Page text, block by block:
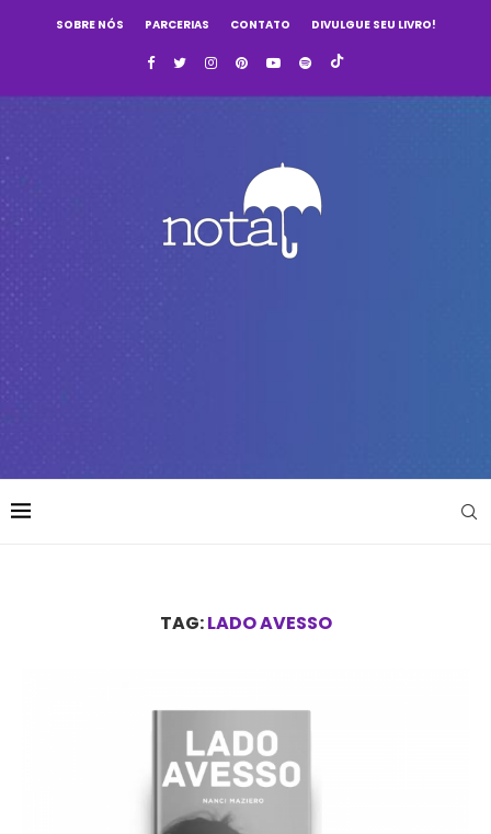
SOBRE NÓS PARCERIAS CONTATO DIVULGUE SEU LIVRO!
TAG:LADO AVESSO